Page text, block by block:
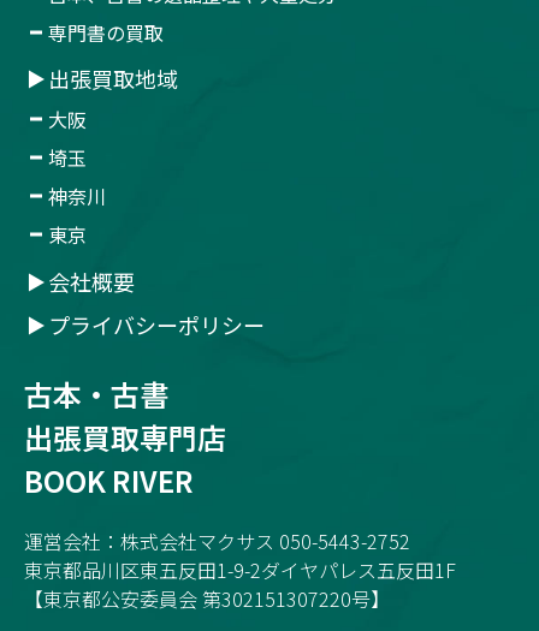
専門書の買取
出張買取地域
大阪
埼玉
神奈川
東京
会社概要
プライバシーポリシー
古本・古書
出張買取専門店
BOOK RIVER
運営会社：株式会社マクサス 050-5443-2752
東京都品川区東五反田1-9-2ダイヤパレス五反田1F
【東京都公安委員会 第302151307220号】